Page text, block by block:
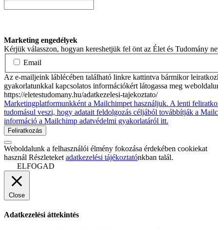
Marketing engedélyek
Kérjük válasszon, hogyan kereshetjük fel önt az Élet és Tudomány
Email
Az e-mailjeink láblécében található linkre kattintva bármikor
gyakorlatunkkal kapcsolatos információkért látogassa meg
https://eletestudomany.hu/adatkezelesi-tajekoztato/
Marketingplatformunkként a Mailchimpet használjuk. A lenti
tudomásul veszi, hogy adatait feldolgozás céljából továbbítják a
információ a Mailchimp adatvédelmi gyakorlatáról itt.
Weboldalunk a felhasználói élmény fokozása érdekében cookiekat
használ Részleteket adatkezelési tájékoztatónkban talál.
ELFOGAD
Close
Adatkezelési áttekintés